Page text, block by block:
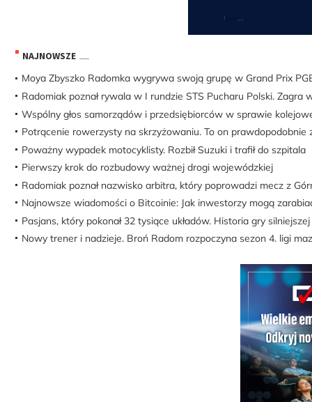
NAJNOWSZE
Moya Zbyszko Radomka wygrywa swoją grupę w Grand Prix
Radomiak poznał rywala w I rundzie STS Pucharu Polski. Zagra
Wspólny głos samorządów i przedsiębiorców w sprawie
Potrącenie rowerzysty na skrzyżowaniu. To on prawdopodobnie
Poważny wypadek motocyklisty. Rozbił Suzuki i trafił do szpitala
Pierwszy krok do rozbudowy ważnej drogi wojewódzkiej
Radomiak poznał nazwisko arbitra, który poprowadzi mecz z
Najnowsze wiadomości o Bitcoinie: Jak inwestorzy mogą
Pasjans, który pokonał 32 tysiące układów. Historia gry
Nowy trener i nadzieje. Broń Radom rozpoczyna sezon 4. ligi